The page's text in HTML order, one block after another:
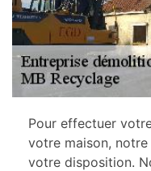
Pour effectuer
votre maison,
votre disposition.